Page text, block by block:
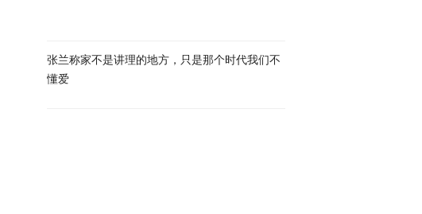
张兰称家不是讲理的地方，只是那个时代我们不
懂爱